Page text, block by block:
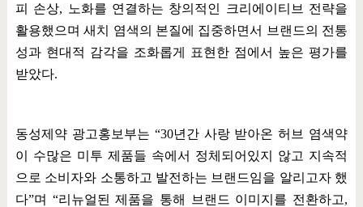
피 손상, 노화를 연결하는 창의적인 크리에이티브 전략을
활용했으며 새치 염색의 본질에 집중하면서 브랜드의 전통
성과 현대적 감각을 조화롭게 표현한 점에서 높은 평가를
받았다.
동성제약 광고홍보부는 “30년간 사랑 받아온 허브 염색약
이 수많은 미투 제품들 속에서 정체되어있지 않고 지속적
으로 소비자와 소통하고 발전하는 브랜드임을 알리고자 했
다”며 “리뉴얼된 제품을 통해 브랜드 이미지를 전환하고,